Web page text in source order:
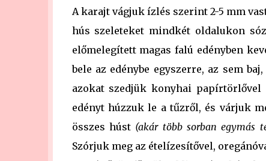
A karajt vágjuk ízlés szerint 2-5 mm
hús szeleteket mindkét oldalukon
előmelegített magas falú edényben
bele az edénybe egyszerre, az sem
azokat szedjük konyhai
edényt húzzuk le a tűzről, és várjuk
összes húst (akár több sorban egymás
Szórjuk meg az ételízesítővel,